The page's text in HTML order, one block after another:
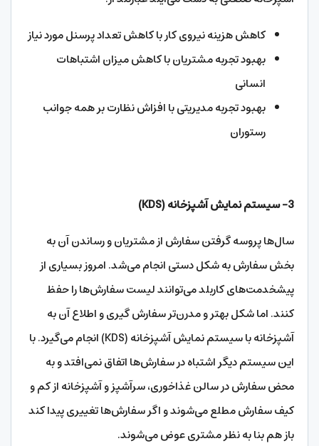
کاهش هزینه نیروی کار با کاهش تعداد پرسنل مورد نیاز
بهبود تجربه مشتریان با کاهش میزان اشتباهات
انسانی
بهبود تجربه مدیریتی با افزاش نظارت بر همه جوانب
رستوران
3- سیستم نمایش آشپزخانه ( KDS
)
سال‌ها پروسه گرفتن سفارش از مشتریان و رساندن آن به
بخش سفارش به شکل دستی انجام می‌شد. امروز بسیاری از
پیشخدمت‌های کاربلد می‌توانند لیست سفارش‌ها را حفظ
کنند. اما شکل بهتر و مدرن‌تر سفارش گیری و اطلاع آن به
آشپزخانه با سیستم نمایش آشپزخانه (KDS) انجام می‌گیرد. با
این سیستم دیگر اشتباه در سفارش‌ها اتفاق نمی‌افتد و به
محض سفارش در سالن غذاخوری، سرآشپز و آشپزخانه از کم و
کیف سفارش مطلع می‌شوند و اگر سفارش‌ها تغییری پیدا کند
باز هم بنا به نظر مشتری عوض می‌شوند.